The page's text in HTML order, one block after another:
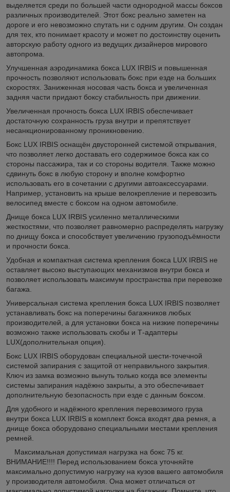
выделяется среди по большей части однородной массы боксов
различных производителей. Этот бокс реально заметен на
дороге и его невозможно спутать ни с одним другим. Он создан
для тех, кто понимает красоту и может по достоинству оценить
авторскую работу одного из ведущих дизайнеров мирового
автопрома.
Улучшенная аэродинамика бокса LUX IRBIS и повышенная
прочность позволяют использовать бокс при езде на больших
скоростях. Заниженная носовая часть бокса и увеличенная
задняя части придают боксу стабильность при движении.
Увеличенная прочность бокса LUX IRBIS обеспечивает
достаточную сохранность груза внутри и препятствует
несанкционированному проникновению.
Бокс LUX IRBIS оснащён двусторонней системой открывания,
что позволяет легко доставать его содержимое бокса как со
стороны пассажира, так и со стороны водителя. Также можно
сдвинуть бокс в любую сторону и вполне комфортно
использовать его в сочетании с другими автоаксессуарами.
Например, установить на крыше велокрепление и перевозить
велосипед вместе с боксом на одном автомобиле.
Днище бокса LUX IRBIS усиленно металлическими
жесткостями, что позволяет равномерно распределять нагрузку
по днищу бокса и способствует увеличению грузоподъёмности
и прочности бокса.
Удобная и компактная система крепления бокса LUX IRBIS не
оставляет высоко выступающих механизмов внутри бокса и
позволяет использовать максимум пространства при перевозке
багажа.
Универсальная система крепления бокса LUX IRBIS позволяет
устанавливать бокс на поперечины багажников любых
производителей, а для установки бокса на низкие поперечины
возможно также использовать скобы и Т-адаптеры
LUX(дополнительная опция).
Бокс LUX IRBIS оборудован специальной шести-точечной
системой запирания с защитой от неправильного закрытия.
Ключ из замка возможно вынуть только когда все элементы
системы запирания надёжно закрыты, а это обеспечивает
дополнительную безопасность при езде с данным боксом.
Для удобного и надёжного крепления перевозимого груза
внутри бокса LUX IRBIS в комплект бокса входят два ремня, а
днище бокса оборудовано специальными местами крепления
ремней.
Максимальная допустимая нагрузка на бокс 75 кг.
ВНИМАНИЕ!!!! Перед использованием бокса уточняйте
максимально допустимую нагрузку на кузов вашего автомобиля
у производителя автомобиля. Она может отличаться от